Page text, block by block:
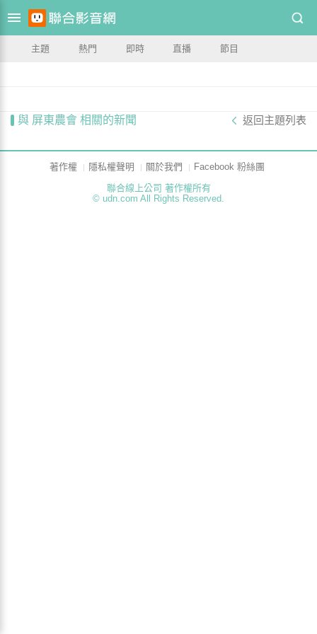
主題 熱門 即時 直播 節目
與 屏東農會 相關的新聞 返回主題列表
著作權 隱私權聲明 關於我們
Facebook 粉絲團
聯合線上公司 著作權所有
© udn.com All Rights Reserved.